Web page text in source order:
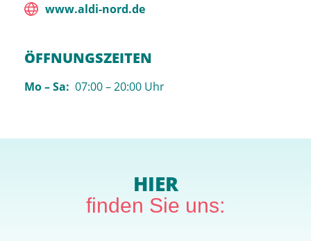
www.aldi-nord.de
ÖFFNUNGSZEITEN
Mo – Sa: 07:00 – 20:00 Uhr
HIER
finden Sie uns: